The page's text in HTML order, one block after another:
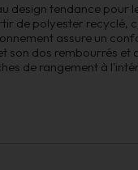
design tendance pour
de polyester recyclé,
assure un
son dos rembourrés et
de rangement à